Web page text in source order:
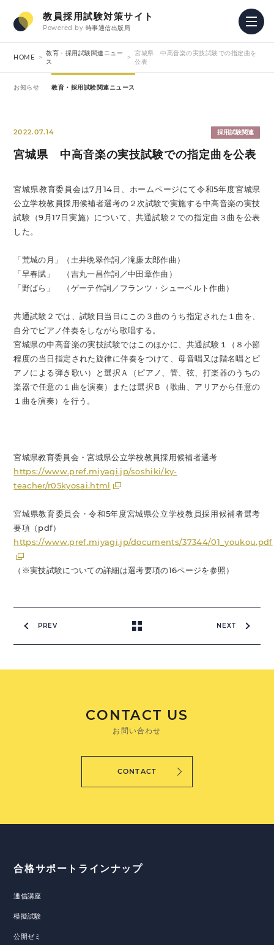
教員採用試験対策サイト
Powered by 時事通信出版局
HOME
教育・採用試験関連ニュー
ス
宮城県 中高音楽の実技試験での指定曲を
公表
お知らせ 教育・採用試験関連ニュース
2022.07.14 採用試験関連
宮城県 中高音楽の実技試験での指定曲を公表
宮城県教育委員会は7月14日、ホームページにて令和5年度宮城県
公立学校教員採用候補者選考の２次試験で実施する中高音楽の実技
試験（9月17日実施）について、共通試験２での指定曲３曲を公表
した。
「荒城の月」（土井晩翠作詞／滝廉太郎作曲）
「早春賦」 （吉丸一昌作詞／中田章作曲）
「野ばら」 （ゲーテ作詞／フランツ・シューベルト作曲）
共通試験２では、試験日当日にこの３曲のうち指定された１曲を、
自分でピアノ伴奏をしながら歌唱する。
宮城県の中高音楽の実技試験ではこのほかに、共通試験１（８小節
程度の当日指定された旋律に伴奏をつけて、母音唱又は階名唱とピ
アノによる弾き歌い）と選択Ａ（ピアノ、管、弦、打楽器のうちの
楽器で任意の１曲を演奏）または選択Ｂ（歌曲、アリアから任意の
１曲を演奏）を行う。
宮城県教育委員会・宮城県公立学校教員採用候補者選考
https://www.pref.miyagi.jp/soshiki/ky-
teacher/r05kyosai.html
宮城県教育委員会・令和5年度宮城県公立学校教員採用候補者選考
要項（pdf）
https://www.pref.miyagi.jp/documents/37344/01_youkou.pdf
（※実技試験についての詳細は選考要項の16ページを参照）
PREV NEXT
CONTACT US
お問い合わせ
CONTACT
合格サポートラインナップ
通信講座
模擬試験
公開ゼミ